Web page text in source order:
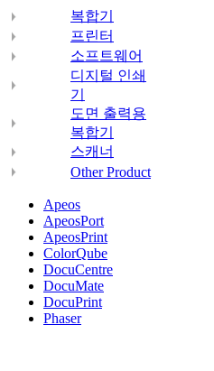
복합기
프린터
소프트웨어
디지털 인쇄
기
도면 출력용
복합기
스캐너
Other Product
Apeos
ApeosPort
ApeosPrint
ColorQube
DocuCentre
DocuMate
DocuPrint
Phaser